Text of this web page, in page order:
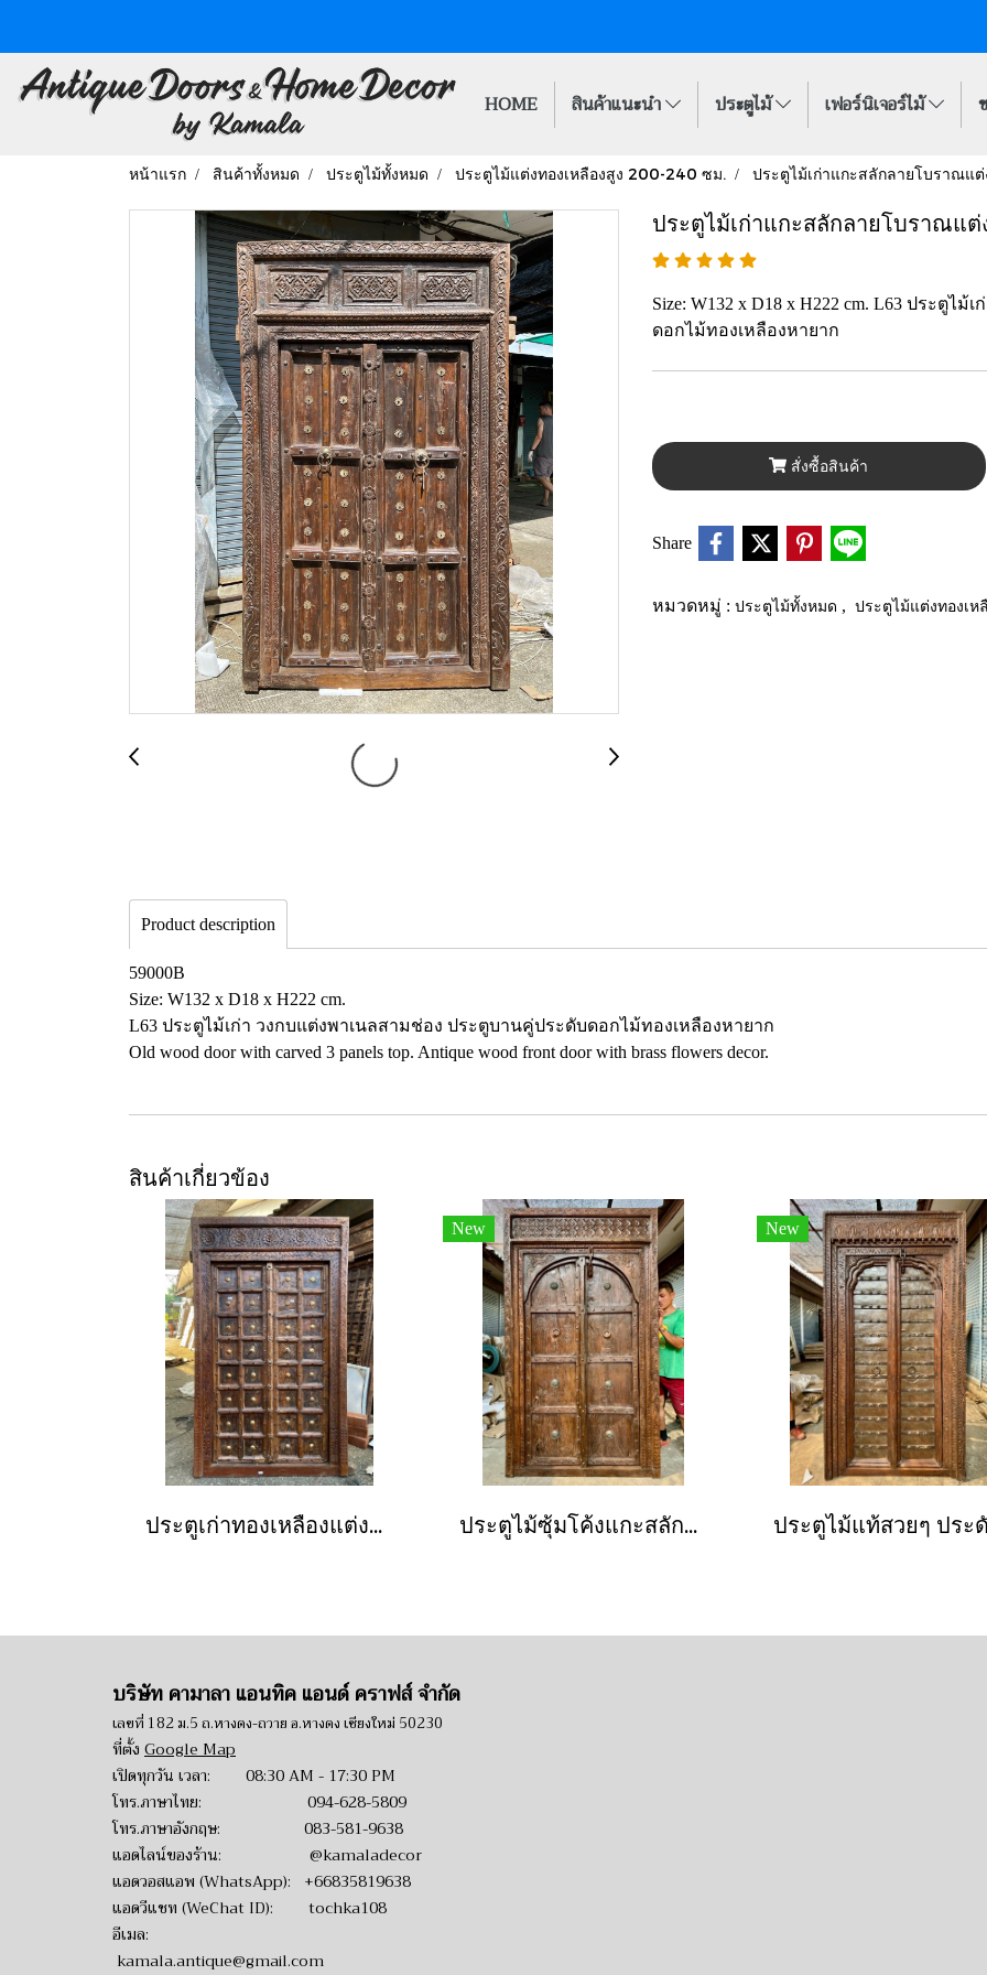
HOME สินค้าแนะนำ ประตูไม้ เฟอร์นิเจอร์ไม้
หน้าแรก สินค้าทั้งหมด ประตูไม้ทั้งหมด ประตูไม้แต่งทองเหลืองสูง 200-240 ซม. ประตูไม้เก่าแกะสลักลายโบราณแต่
ประตูไม้เก่าแกะสลักลายโบราณแต่
Size: W132 x D18 x H222 cm. L63 ประตู
ดอกไม้ทองเหลืองหายาก
สั่งซื้อสินค้า
Share
หมวดหมู่ : ประตูไม้ทั้งหมด , ประตูไม้แต่งทองเ
Product description
59000B
Size: W132 x D18 x H222 cm.
L63 ประตูไม้เก่า วงกบแต่งพาเนลสามช่อง ประตูบานคู่ประดับดอกไม้ทองเหลืองหายาก
Old wood door with carved 3 panels top. Antique wood front door with brass flowers decor.
สินค้าเกี่ยวข้อง
ประตูเก่าทองเหลืองแต่งลายแกะดอกไม้บนวงกบส่วนบน
New
ประตูไม้ซุ้มโค้งแกะสลักลายไม้หนาแผ่นใหญ่
New
บริษัท คามาลา แอนทิค แอนด์ คราฟส์ จำกัด
เลขที่ 182 ม.5 ถ.หางดง-ถวาย อ.หางดง เชียงใหม่ 50230
ที่ตั้ง Google Map
เปิดทุกวัน เวลา: 08:30 AM - 17:30 PM
โทร.ภาษาไทย: 094-628-5809
โทร.ภาษาอังกฤษ: 083-581-9638
แอดไลน์ของร้าน: @kamaladecor
แอดวอสแอพ (WhatsApp): +66835819638
แอดวีแชท (WeChat ID): tochka108
อีเมล:
kamala.antique@gmail.com